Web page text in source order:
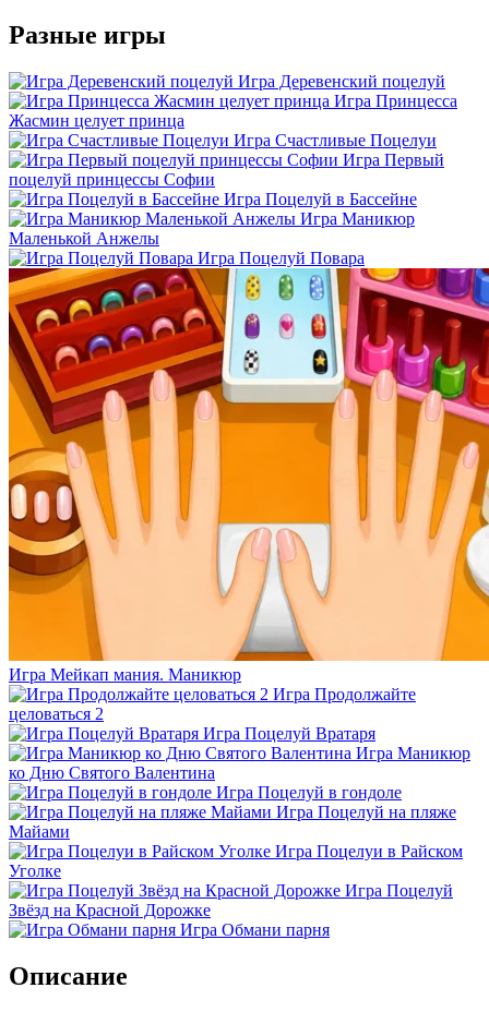
Разные игры
Игра Деревенский поцелуй
Игра Принцесса
Жасмин целует принца
Игра Счастливые Поцелуи
Игра Первый
поцелуй принцессы Софии
Игра Поцелуй в Бассейне
Игра Маникюр
Маленькой Анжелы
Игра Поцелуй Повара
Игра Мейкап мания. Маникюр
Игра Продолжайте
целоваться 2
Игра Поцелуй Вратаря
Игра Маникюр
ко Дню Святого Валентина
Игра Поцелуй в гондоле
Игра Поцелуй на пляже
Майами
Игра Поцелуи в Райском
Уголке
Игра Поцелуй
Звёзд на Красной Дорожке
Игра Обмани парня
Описание